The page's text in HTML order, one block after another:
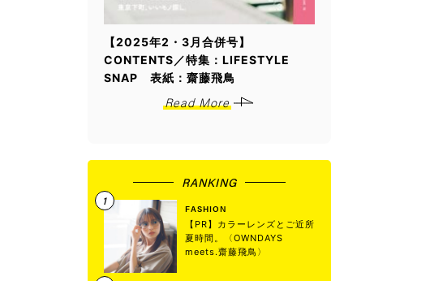
【2025年2・3月合併号】
CONTENTS／特集：LIFESTYLE
SNAP 表紙：齋藤飛鳥
Read More
RANKING
FASHION
【PR】カラーレンズとご近所
夏時間。〈OWNDAYS
meets.齋藤飛鳥〉